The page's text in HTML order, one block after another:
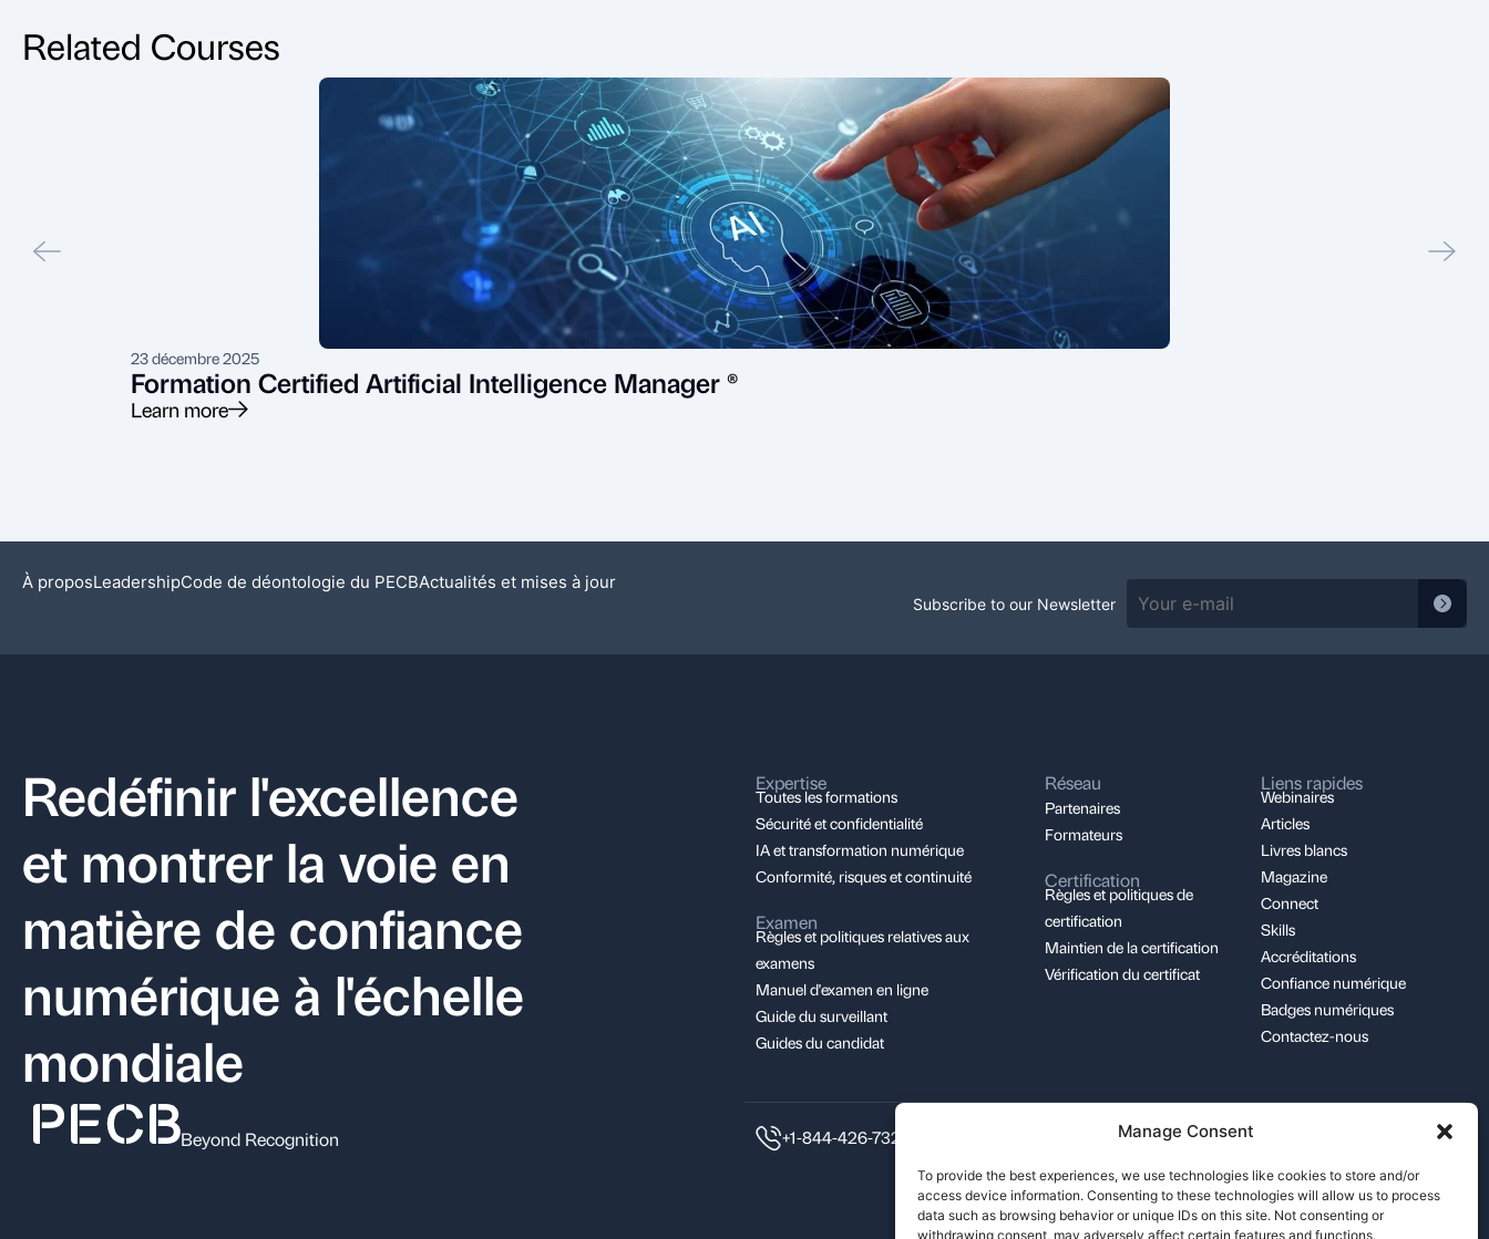
Manage Consent
To provide the best experiences, we use technologies like cookies to store and/or
access device information. Consenting to these technologies will allow us to process
data such as browsing behavior or unique IDs on this site. Not consenting or
withdrawing consent, may adversely affect certain features and functions.
Related Courses
23 décembre 2025
Formation Certified Artificial Intelligence Manager ®
Learn more
À proposLeadershipCode de déontologie du PECBActualités et mises à jour
Subscribe to our Newsletter
Redéfinir l'excellence
et montrer la voie en
matière de confiance
numérique à l'échelle
mondiale
Beyond Recognition
Expertise
Toutes les formations
Sécurité et confidentialité
IA et transformation numérique
Conformité, risques et continuité
Examen
Règles et politiques relatives aux
examens
Manuel d'examen en ligne
Guide du surveillant
Guides du candidat
Réseau
Partenaires
Formateurs
Certification
Règles et politiques de
certification
Maintien de la certification
Vérification du certificat
Liens rapides
Webinaires
Articles
Livres blancs
Magazine
Connect
Skills
Accréditations
Confiance numérique
Badges numériques
Contactez-nous
+1-844-426-7322 support@pecb.com